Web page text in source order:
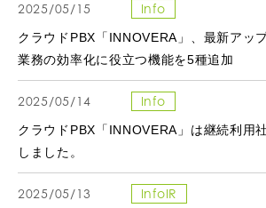
2025/05/15 Info
クラウドPBX「INNOVERA」、最新アッ
業務の効率化に役立つ機能を5種追加
2025/05/14 Info
クラウドPBX「INNOVERA」は継続利用
しました。
2025/05/13 InfoIR